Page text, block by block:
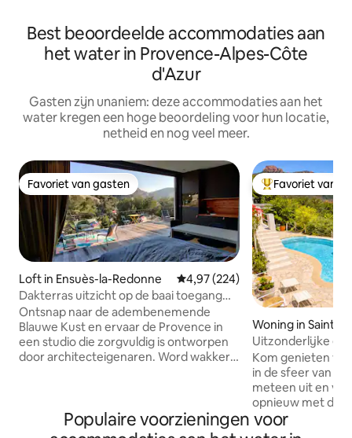
Best beoordeelde accommodaties aan
het water in Provence-Alpes-Côte
d'Azur
Gasten zijn unaniem: deze accommodaties aan het
water kregen een hoge beoordeling voor hun locatie,
netheid en nog veel meer.
Favoriet van gasten
Favoriet van gasten
Loft in Ensuès-la-Redonne Gemiddelde beoordeling van
4,97 (224)
Dakterras uitzicht op de baai toegang
tot het strand
Ontsnap naar de adembenemende
Blauwe Kust en ervaar de Provence in
een studio die zorgvuldig is ontworpen
door architecteigenaren. Word wakker
het zandstrand en verken de baaien met
een gratis zeekajak. Gunstig gelegen op
Topfavoriet van
Favoriet van
Woning in Saint-
Uitzonderlijke
het Estérel-
Kom genieten
in de sfeer van
meteen uit en
opnieuw met de
natuur en de
verscholen in de
Populaire voorzieningen voor